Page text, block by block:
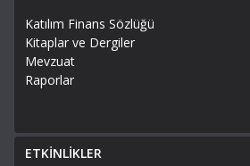
Katılım Finans Sözlüğü
Kitaplar ve Dergiler
Mevzuat
Raporlar
ETKİNLİKLER